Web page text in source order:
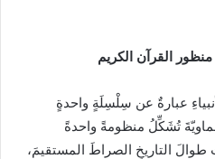
القرآن الكريم
عبارةٌ عن سِلْسِلَةٍ واحدةٍ
تُشَكِّلُ منظومةً واحدةً
طوالَ التاريخِ الصراطَ المستقيمَ،